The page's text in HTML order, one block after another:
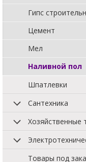
Гипс
Цемент
Мел
Наливной пол
Шпатлевки
Сантехника
Хозяйственные
Товары под